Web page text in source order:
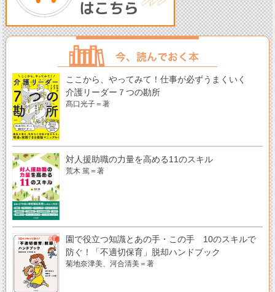
ここから、やってみて！仕事が必ずうまくいく
介護リーダー７つの勘所
髙口光子＝著
対人援助職の力量を高める11のスキル
荒木 篤＝著
園で役立つ知識とあの手・この手 10のスキルで
防ぐ！「不適切保育」脱却ハンドブック
菊地奈津美、河合清美＝著